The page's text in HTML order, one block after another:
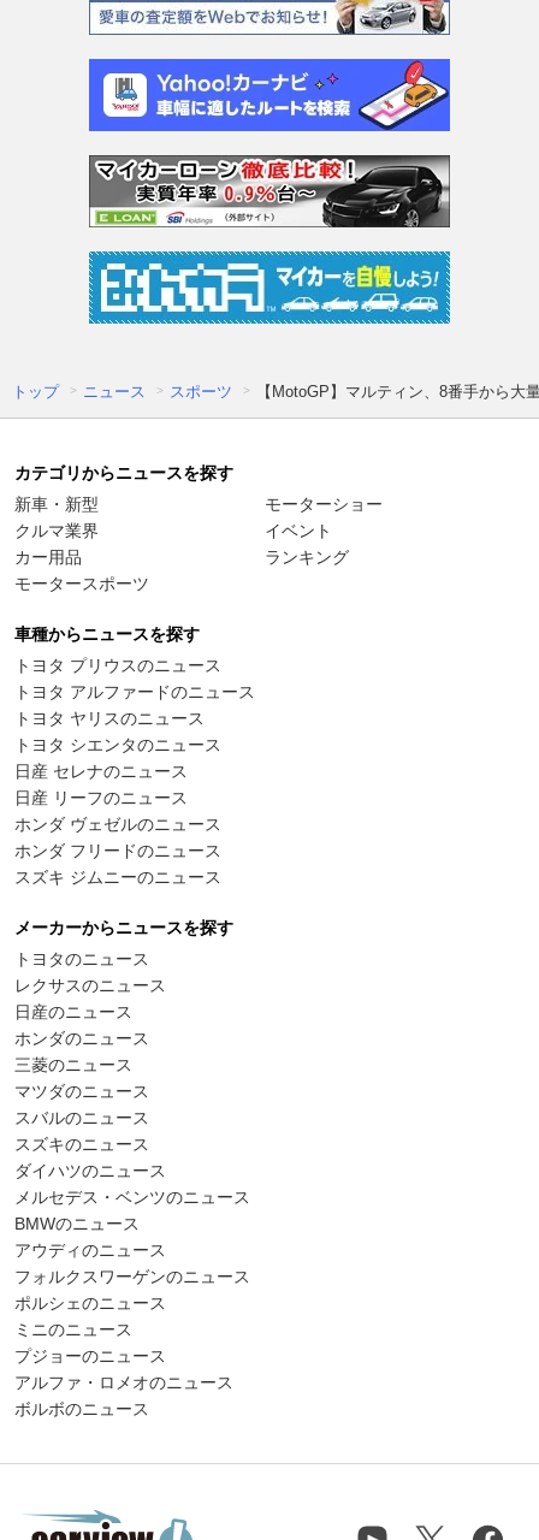
トップ ニュース スポーツ 【MotoGP】マルティン、8番手から
カテゴリからニュースを探す
新車・新型
クルマ業界
カー用品
モータースポーツ
モーターショー
イベント
ランキング
車種からニュースを探す
トヨタ プリウスのニュース
トヨタ アルファードのニュース
トヨタ ヤリスのニュース
トヨタ シエンタのニュース
日産 セレナのニュース
日産 リーフのニュース
ホンダ ヴェゼルのニュース
ホンダ フリードのニュース
スズキ ジムニーのニュース
メーカーからニュースを探す
トヨタのニュース
レクサスのニュース
日産のニュース
ホンダのニュース
三菱のニュース
マツダのニュース
スバルのニュース
スズキのニュース
ダイハツのニュース
メルセデス・ベンツのニュース
BMWのニュース
アウディのニュース
フォルクスワーゲンのニュース
ポルシェのニュース
ミニのニュース
プジョーのニュース
アルファ・ロメオのニュース
ボルボのニュース